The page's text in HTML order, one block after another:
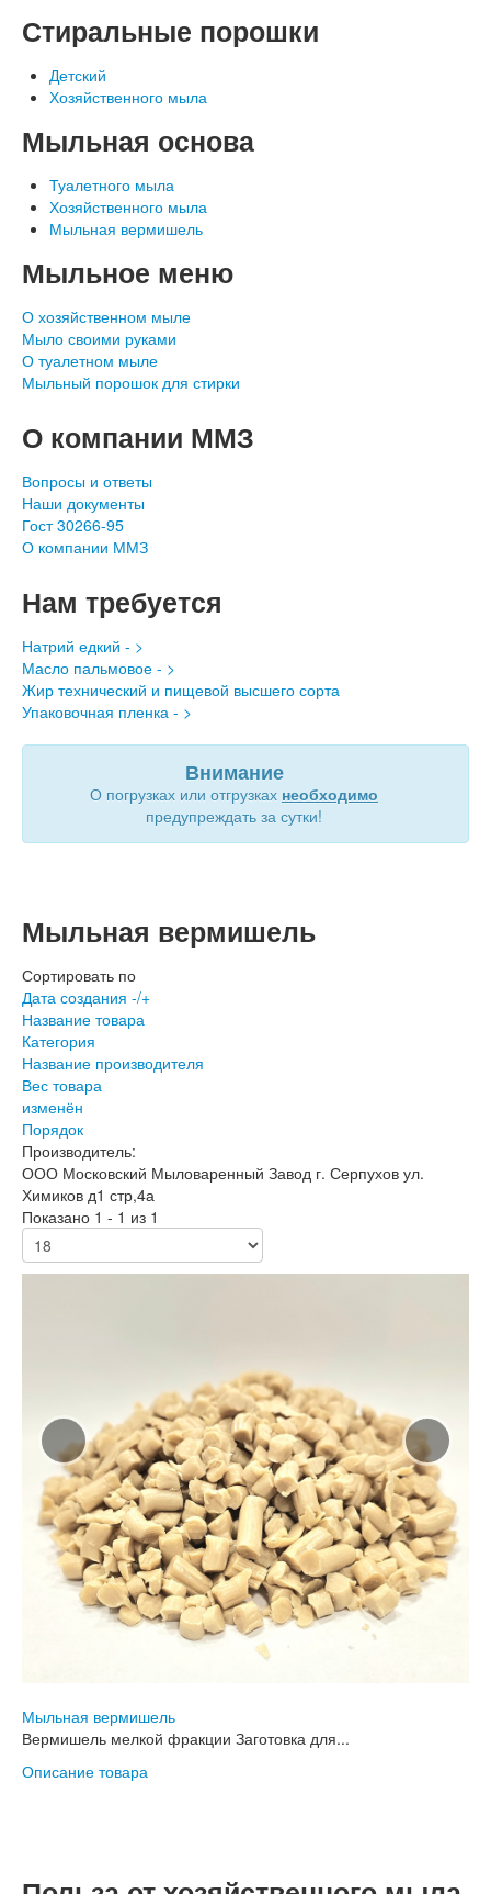
Стиральные порошки
Детский
Хозяйственного мыла
Мыльная основа
Туалетного мыла
Хозяйственного мыла
Мыльная вермишель
Мыльное меню
О хозяйственном мыле
Мыло своими руками
О туалетном мыле
Мыльный порошок для стирки
О компании ММЗ
Вопросы и ответы
Наши документы
Гост 30266-95
О компании ММЗ
Нам требуется
Натрий едкий - >
Масло пальмовое - >
Жир технический и пищевой высшего сорта
Упаковочная пленка - >
Внимание
О погрузках или отгрузках необходимо
предупреждать за сутки!
Мыльная вермишель
Сортировать по
Дата создания -/+
Название товара
Категория
Название производителя
Вес товара
изменён
Порядок
Производитель:
ООО Московский Мыловаренный Завод г. Серпухов ул.
Химиков д1 стр,4а
Показано 1 - 1 из 1
Мыльная вермишель
Вермишель мелкой фракции Заготовка для...
Описание товара